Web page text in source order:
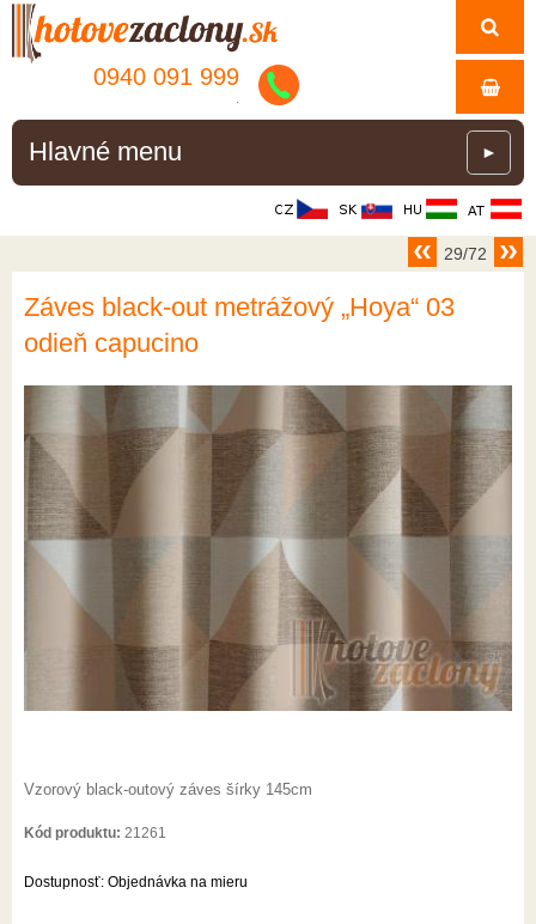
0940 091 999
Hlavné menu ►
29/72
Záves black-out metrážový „Hoya“ 03
odieň capucino
Vzorový black-outový záves šírky 145cm
Kód produktu: 21261
Dostupnosť: Objednávka na mieru